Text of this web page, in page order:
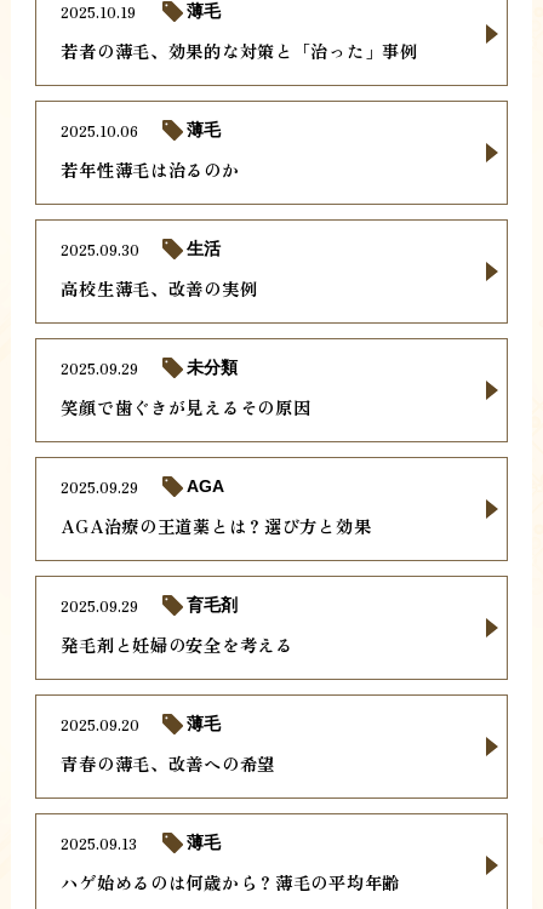
若者の薄毛、効果的な対策と「治った」事例
2025.10.19 薄毛
若年性薄毛は治るのか
2025.10.06 薄毛
高校生薄毛、改善の実例
2025.09.30 生活
笑顔で歯ぐきが見えるその原因
2025.09.29 未分類
AGA治療の王道薬とは？選び方と効果
2025.09.29 AGA
発毛剤と妊婦の安全を考える
2025.09.29 育毛剤
青春の薄毛、改善への希望
2025.09.20 薄毛
ハゲ始めるのは何歳から？薄毛の平均年齢
2025.09.13 薄毛